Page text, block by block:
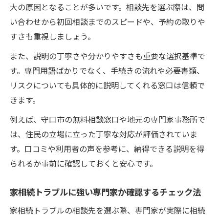
大の原因となることが多いです。相談先を選ぶ際は、問
い合わせから初回相談までのスピードや、予約の取りや
すさも重視しましょう。
また、説明の丁寧さや分かりやすさも重要な選択基準で
す。専門用語ばかりでなく、手続きの流れや必要書類、
リスクについても具体的に説明してくれる窓口は信頼で
きます。
例えば、守口市の無料相談窓口や地元の専門家事務所で
は、住民の立場に立った丁寧な対応が評価されていま
す。口コミや利用者の声を参考に、納得できる説明を得
られるか事前に確認しておくと安心です。
家相続トラブルに強い専門家か確認するチェック法
家相続トラブルの相談先を選ぶ際、専門家が実際に相続